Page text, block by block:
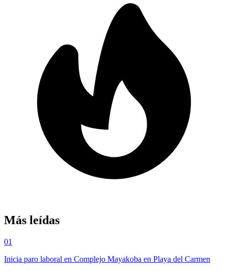
Más leídas
01
Inicia paro laboral en Complejo Mayakoba en Playa del Carmen